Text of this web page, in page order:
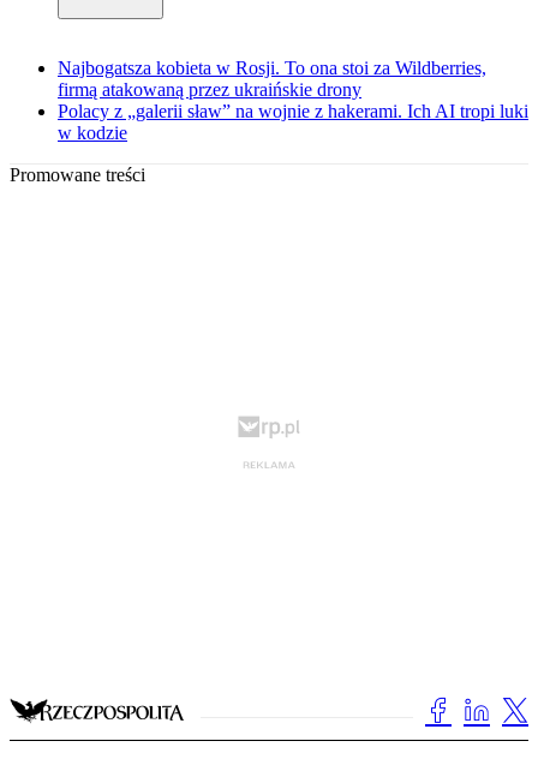
Najbogatsza kobieta w Rosji. To ona stoi za Wildberries,
firmą atakowaną przez ukraińskie drony
Polacy z „galerii sław” na wojnie z hakerami. Ich AI tropi luki
w kodzie
Promowane treści